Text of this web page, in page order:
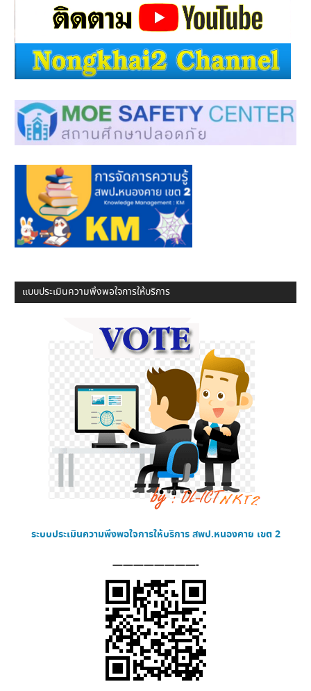
แบบประเมินความพึงพอใจการให้บริการ
ระบบประเมินความพึงพอใจการให้บริการสพป.หนองคาย เขต 2
————————-